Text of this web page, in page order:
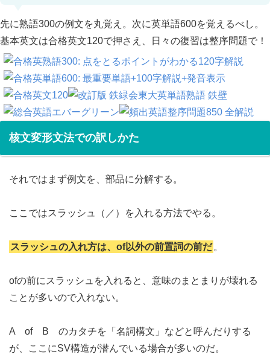
先に熟語300の例文を丸覚え。次に英単語600を覚えるべし。
基本英文は合格英文120で押さえ、日々の復習は整序問題で！
核文変形文法での訳しかた
それではまず例文を、部品に分解する。
ここではスラッシュ（／）を入れる方法でやる。
スラッシュの入れ方は、of以外の前置詞の前だ 。
ofの前にスラッシュを入れると、意味のまとまりが壊れる
ことが多いので入れない。
A of B のカタチを「名詞構文」などと呼んだりする
が、ここにSV構造が潜んでいる場合が多いのだ。